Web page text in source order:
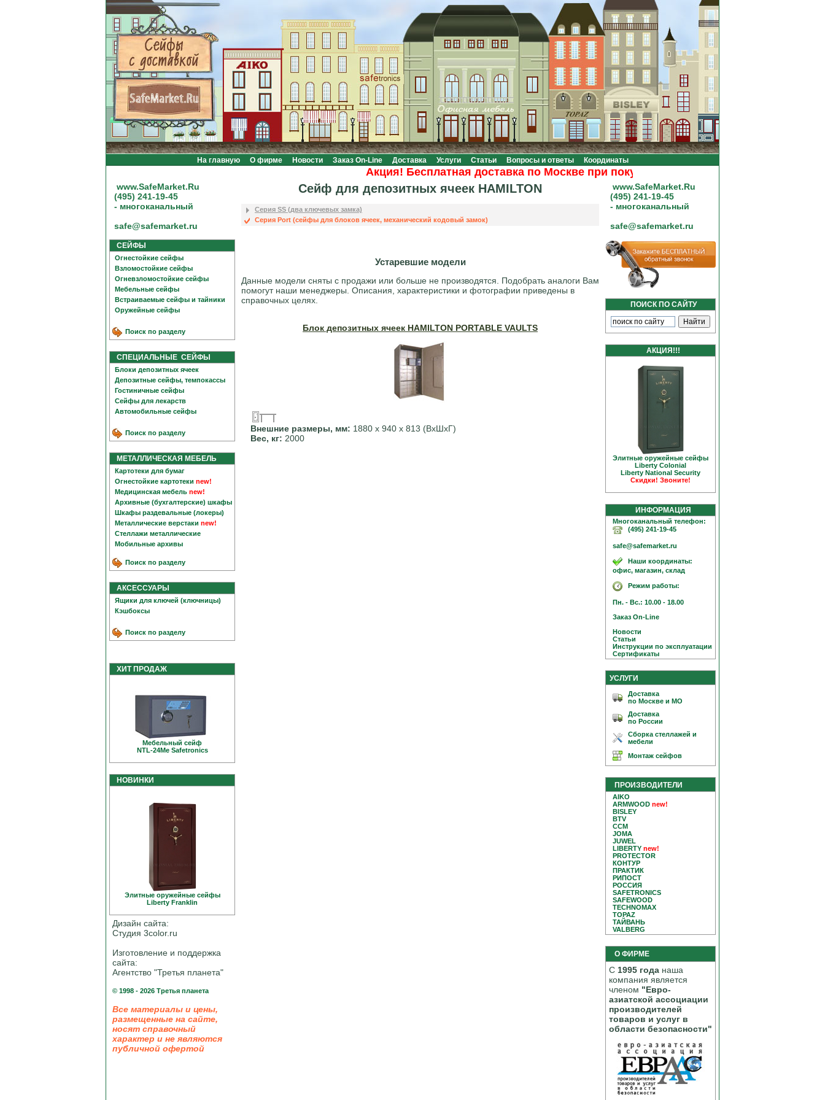
На главную О фирме Новости Заказ On-Line Доставка Услуги Статьи Вопросы и ответы Координаты
Акция! Бесплатная доставка по Москве при покупке на сумму от 20000 рублей.
www.SafeMarket.Ru
(495) 241-19-45
- многоканальный
safe@safemarket.ru
СЕЙФЫ
Огнестойкие сейфы
Взломостойкие сейфы
Огневзломостойкие сейфы
Мебельные сейфы
Встраиваемые сейфы и тайники
Оружейные сейфы
Поиск по разделу
СПЕЦИАЛЬНЫЕ СЕЙФЫ
Блоки депозитных ячеек
Депозитные сейфы, темпокассы
Гостиничные сейфы
Сейфы для лекарств
Автомобильные сейфы
Поиск по разделу
МЕТАЛЛИЧЕСКАЯ МЕБЕЛЬ
Картотеки для бумаг
Огнестойкие картотеки new!
Медицинская мебель new!
Архивные (бухгалтерские) шкафы
Шкафы раздевальные (локеры)
Металлические верстаки new!
Стеллажи металлические
Мобильные архивы
Поиск по разделу
АКСЕССУАРЫ
Ящики для ключей (ключницы)
Кэшбоксы
Поиск по разделу
ХИТ ПРОДАЖ
Мебельный сейф
NTL-24Me Safetronics
НОВИНКИ
Элитные оружейные сейфы
Liberty Franklin
Дизайн сайта:
Студия 3color.ru
Изготовление и поддержка
сайта:
Агентство "Третья планета"
© 1998 - 2026 Третья планета
Все материалы и цены,
размещенные на сайте,
носят справочный
характер и не являются
публичной офертой
Сейф для депозитных ячеек HAMILTON
Серия SS (два ключевых замка)
Серия Port (сейфы для блоков ячеек, механический кодовый замок)
Устаревшие модели
Данные модели сняты с продажи или больше не производятся. Подобрать аналоги Вам
помогут наши менеджеры. Описания, характеристики и фотографии приведены в
справочных целях.
Блок депозитных ячеек HAMILTON PORTABLE VAULTS
Внешние размеры, мм: 1880 х 940 х 813 (ВхШхГ)
Вес, кг: 2000
www.SafeMarket.Ru
(495) 241-19-45
- многоканальный
safe@safemarket.ru
ПОИСК ПО САЙТУ
АКЦИЯ!!!
Элитные оружейные сейфы
Liberty Colonial
Liberty National Security
Скидки! Звоните!
ИНФОРМАЦИЯ
Многоканальный телефон:
(495) 241-19-45
safe@safemarket.ru
Наши координаты:
офис, магазин, склад
Режим работы:
Пн. - Вс.: 10.00 - 18.00
Заказ On-Line
Новости
Статьи
Инструкции по эксплуатации
Сертификаты
УСЛУГИ
Доставка
по Москве и МО
Доставка
по России
Сборка стеллажей и
мебели
Монтаж сейфов
ПРОИЗВОДИТЕЛИ
AIKO
ARMWOOD new!
BISLEY
BTV
CCM
JOMA
JUWEL
LIBERTY new!
PROTECTOR
КОНТУР
ПРАКТИК
РИПОСТ
РОССИЯ
SAFETRONICS
SAFEWOOD
TECHNOMAX
TOPAZ
ТАЙВАНЬ
VALBERG
О ФИРМЕ
С 1995 года наша
компания является
членом "Евро-
азиатской ассоциации
производителей
товаров и услуг в
области безопасности"